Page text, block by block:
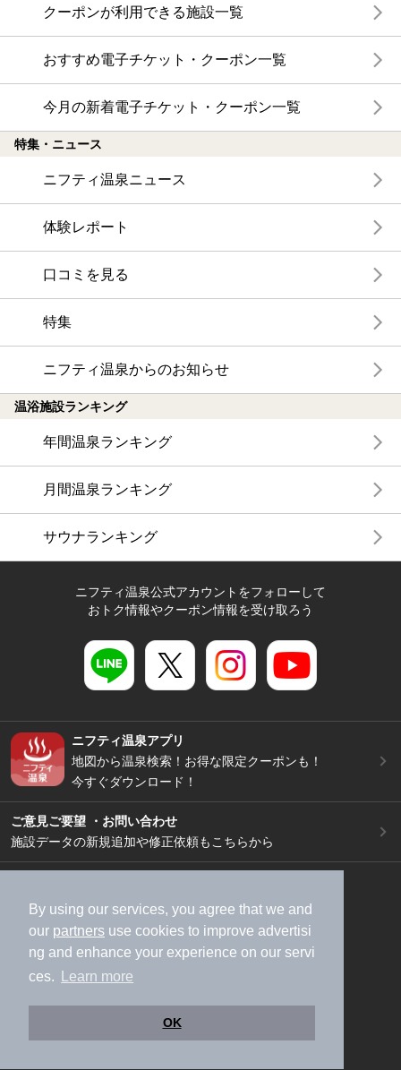
By using our services, you agree that we and
our partners use cookies to improve advertisi
ng and enhance your experience on our servi
ces.
Learn more
OK
クーポンが利用できる施設一覧
おすすめ電子チケット・クーポン一覧
今月の新着電子チケット・クーポン一覧
特集・ニュース
ニフティ温泉ニュース
体験レポート
口コミを見る
特集
ニフティ温泉からのお知らせ
温浴施設ランキング
年間温泉ランキング
月間温泉ランキング
サウナランキング
ニフティ温泉公式アカウントをフォローして
おトク情報やクーポン情報を受け取ろう
ニフティ温泉アプリ
地図から温泉検索！お得な限定クーポンも！
今すぐダウンロード！
ご意見ご要望 ・お問い合わせ
施設データの新規追加や修正依頼もこちらから
加盟店募集（資料請求）
広告出稿のご案内
利用規約
ライフスタイルMEMBERS+規約
特定商取引法に基づく表記
ヘルプ
採用情報
運営会社